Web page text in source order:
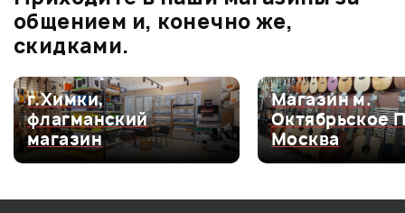
Мой отзыв о товаре
Ваша оценка:
Впечатления о товаре:
общением и, конечно же,
скидками.
г.Химки,
флагманский
магазин
Магазин м.
Октябрьское
Москва